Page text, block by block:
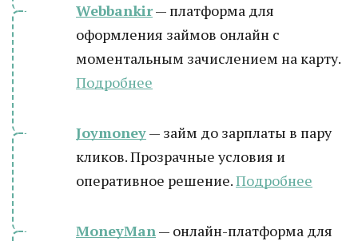
Webbankir— платформа для
оформления займов онлайн с
моментальным зачислением на карту.
Подробнее
Joymoney— займ до зарплаты в пару
кликов. Прозрачные условия и
оперативное решение.Подробнее
MoneyMan— онлайн-платформа для